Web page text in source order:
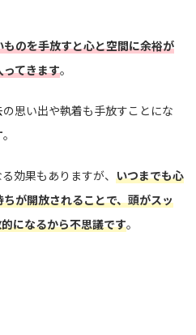
ものを手放すと心と空間に余裕が
てきます。
思い出や執着も手放すことにな
。
効果もありますが、 いつまでも心
が開放されることで、頭がスッ
になるから不思議です。